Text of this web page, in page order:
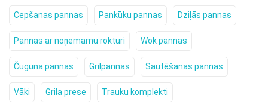
Cepšanas pannas Pankūku pannas Dziļās pannas
Pannas ar noņemamu rokturi Wok pannas
Čuguna pannas Grilpannas Sautēšanas pannas
Vāki Grila prese Trauku komplekti